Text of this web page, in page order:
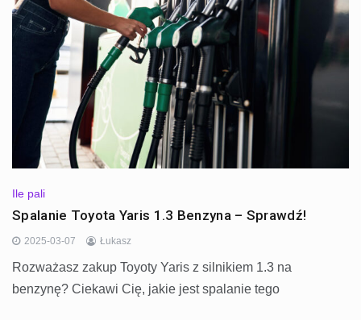
Ile pali
Spalanie Toyota Yaris 1.3 Benzyna – Sprawdź!
2025-03-07 Łukasz
Rozważasz zakup Toyoty Yaris z silnikiem 1.3 na
benzynę? Ciekawi Cię, jakie jest spalanie tego